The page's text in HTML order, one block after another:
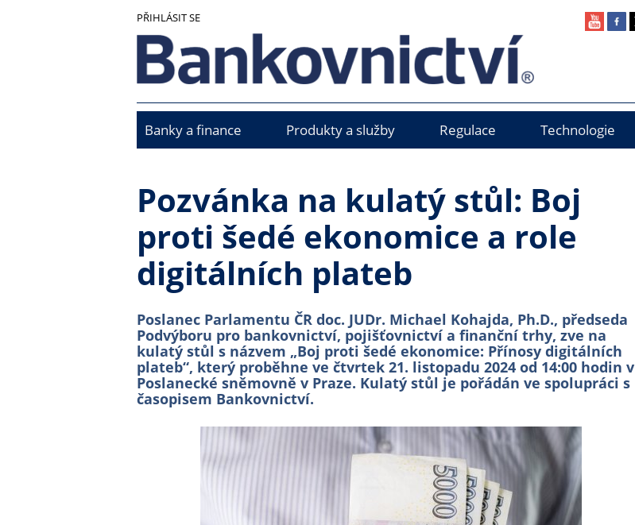
PŘIHLÁSIT SE
Banky a finance Produkty a služby Regulace Technologie
Pozvánka na kulatý stůl: Boj
proti šedé ekonomice a role
digitálních plateb
Poslanec Parlamentu ČR doc. JUDr. Michael Kohajda, Ph.D., předseda
Podvýboru pro bankovnictví, pojišťovnictví a finanční trhy, zve na
kulatý stůl s názvem „Boj proti šedé ekonomice: Přínosy digitálních
plateb“, který proběhne ve čtvrtek 21. listopadu 2024 od 14:00 hodin v
Poslanecké sněmovně v Praze. Kulatý stůl je pořádán ve spolupráci s
časopisem Bankovnictví.